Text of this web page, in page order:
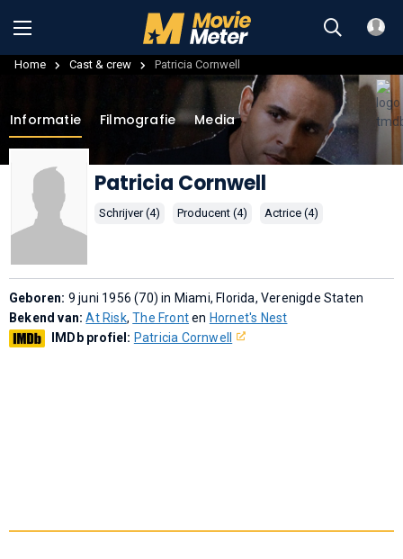
Home Cast & crew Patricia Cornwell
Informatie Filmografie Media
Patricia Cornwell
Schrijver (4) Producent (4) Actrice (4)
Geboren: 9 juni 1956 (70) in Miami, Florida, Verenigde Staten
Bekend van:At Risk,The Fronten Hornet's Nest
IMDb profiel: Patricia Cornwell